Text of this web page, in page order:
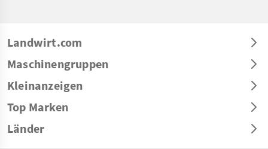
Landwirt.com
Maschinengruppen
Kleinanzeigen
Top Marken
Länder